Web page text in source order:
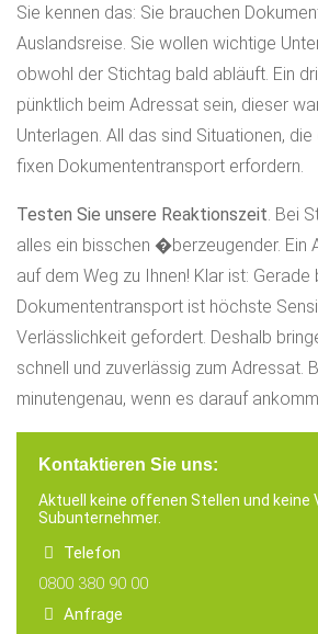
Sie kennen das: Sie brauchen
Auslandsreise. Sie wollen wichtige
obwohl der Stichtag bald abläuft. Ein
pünktlich beim Adressat sein, dieser
Unterlagen. All das sind Situationen,
fixen Dokumententransport erfordern.
Testen Sie unsere Reaktionszeit. Bei
alles ein bisschen �berzeugender. Ein
auf dem Weg zu Ihnen! Klar ist: Gerade
Dokumententransport ist höchste
Verlässlichkeit gefordert. Deshalb
schnell und zuverlässig zum Adressat.
minutengenau, wenn es darauf
Kontaktieren Sie uns:
Aktuell keine offenen Stellen und keine
Subunternehmer.
Telefon
0800 380 90 00
Anfrage